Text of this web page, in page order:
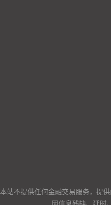
本站不提供任何金融交易服务，提
因信息残缺、延时